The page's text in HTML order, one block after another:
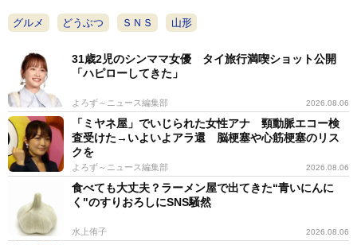
グルメ どうぶつ ＳＮＳ 山形
31歳2児のシンママ女優 タイ旅行満喫ショット公開
「ハピローしてきた」
よろず～ニュース編集部 2026.08.06
「ミヤネ屋」でいじられた女性アナ 頸動脈エコー検
査受けた→いよいよアラ還 脳梗塞や心筋梗塞のリス
クを
よろず～ニュース編集部 2026.08.06
食べても大丈夫？ラーメン屋で出てきた“青いにんに
く"のすりおろしにSNS騒然
水上侑子 2026.08.06